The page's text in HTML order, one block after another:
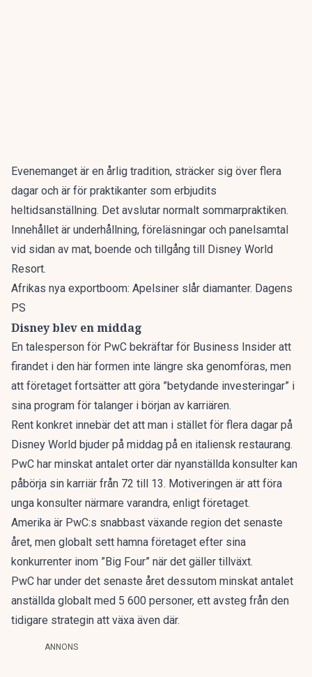
Evenemanget är en årlig tradition, sträcker sig över flera
dagar och är för praktikanter som erbjudits
heltidsanställning. Det avslutar normalt sommarpraktiken.
Innehållet är underhållning, föreläsningar och panelsamtal
vid sidan av mat, boende och tillgång till Disney World
Resort.
Afrikas nya exportboom: Apelsiner slår diamanter. Dagens
PS
Disney blev en middag
En talesperson för PwC bekräftar för Business Insider att
firandet i den här formen inte längre ska genomföras, men
att företaget fortsätter att göra ”betydande investeringar” i
sina program för talanger i början av karriären.
Rent konkret innebär det att man i stället för flera dagar på
Disney World bjuder på middag på en italiensk restaurang.
PwC har minskat antalet orter där nyanställda konsulter kan
påbörja sin karriär från 72 till 13. Motiveringen är att föra
unga konsulter närmare varandra, enligt företaget.
Amerika är PwC:s snabbast växande region det senaste
året, men globalt sett hamna företaget efter sina
konkurrenter inom ”Big Four” när det gäller tillväxt.
PwC har under det senaste året dessutom minskat antalet
anställda globalt med 5 600 personer, ett avsteg från den
tidigare strategin att växa även där.
ANNONS